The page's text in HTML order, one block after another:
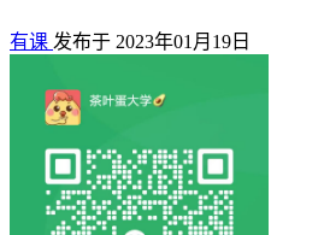
有课 发布于 2023年01月19日